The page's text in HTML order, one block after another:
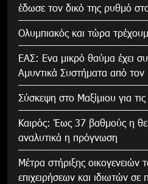
έδωσε τον δικό της ρυθμό
Ολυμπιακός και τώρα
ΕΑΣ: Ενα μικρό θαύμα έχει
Αμυντικά Συστήματα από τον
Σύσκεψη στο Μαξίμιου για
Καιρός: Έως 37 βαθμούς η
αναλυτικά η πρόγνωση
Μέτρα στήριξης
επιχειρήσεων και ιδιωτών σε